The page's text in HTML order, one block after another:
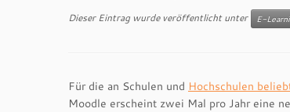
Dieser Eintrag wurde veröffentlicht unter E-
Für die an Schulen und Hochschulen
Moodle erscheint zwei Mal pro Jahr eine